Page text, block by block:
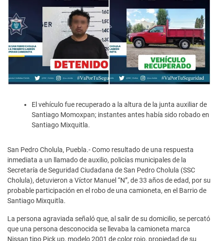
El vehículo fue recuperado a la altura de la junta auxiliar de
Santiago Momoxpan; instantes antes había sido robado en
Santiago Mixquitla.
San Pedro Cholula, Puebla.- Como resultado de una respuesta
inmediata a un llamado de auxilio, policías municipales de la
Secretaría de Seguridad Ciudadana de San Pedro Cholula (SSC
Cholula), detuvieron a Víctor Manuel “N”, de 33 años de edad, por su
probable participación en el robo de una camioneta, en el Barrio de
Santiago Mixquitla.
La persona agraviada señaló que, al salir de su domicilio, se percató
que una persona desconocida se llevaba la camioneta marca
Nissan tipo Pick up, modelo 2001 de color rojo, propiedad de su